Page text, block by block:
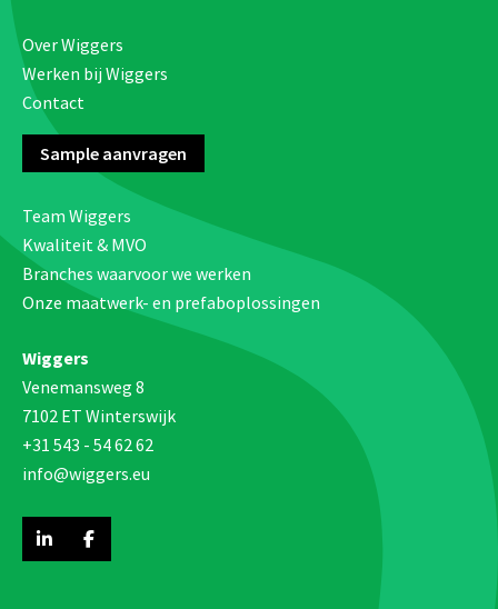
Over Wiggers
Werken bij Wiggers
Contact
Sample aanvragen
Team Wiggers
Kwaliteit & MVO
Branches waarvoor we werken
Onze maatwerk- en prefaboplossingen
Wiggers
Venemansweg 8
7102 ET Winterswijk
+31 543 - 54 62 62
info@wiggers.eu